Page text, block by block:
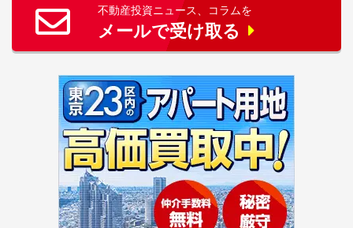
不動産投資ニュース、コラムを
メールで受け取る